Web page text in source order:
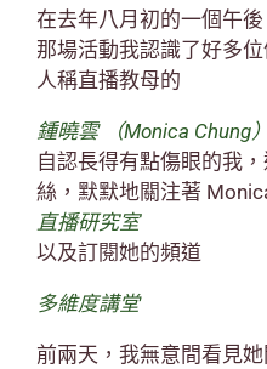
在去年八月初的一個午
那場活動我認識了好多
人稱直播教母的
鍾曉雲 （Monica Chung）
自認長得有點傷眼的我
絲，默默地關注著
直播研究室
以及訂閱她的頻道
多維度講堂
前兩天，我無意間看見